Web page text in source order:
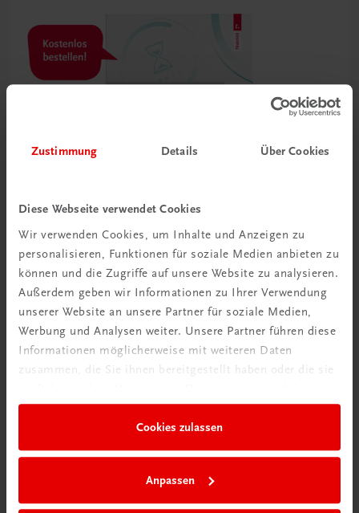
Zustimmung Details Über Cookies
Diese Webseite verwendet Cookies
Wir verwenden Cookies, um Inhalte und Anzeigen zu
personalisieren, Funktionen für soziale Medien anbieten zu
können und die Zugriffe auf unsere Website zu analysieren.
Außerdem geben wir Informationen zu Ihrer Verwendung
unserer Website an unsere Partner für soziale Medien,
Werbung und Analysen weiter. Unsere Partner führen diese
Informationen möglicherweise mit weiteren Daten
zusammen, die Sie ihnen bereitgestellt haben oder die sie
Cookies zulassen
Anpassen
Praxisblicke Tourismus – Wirtschaft,
Finanzmanagement und unternehmerisches Handeln
HLT
NEUER LEHRPLAN MUSTERBAND
€ 0,00